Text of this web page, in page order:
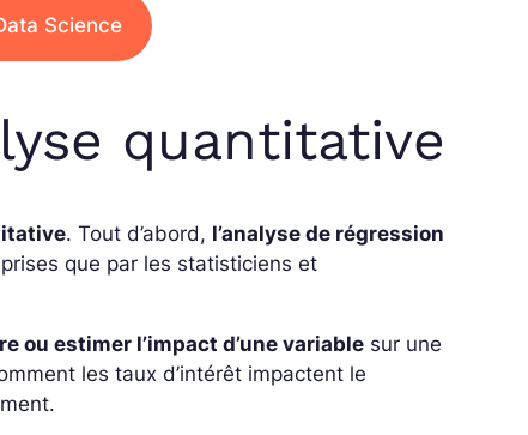
Science
quantitative
. Tout d’abord, l’analyse de régression
que par les statisticiens et
ou estimer l’impact d’une variable sur une
les taux d’intérêt impactent le